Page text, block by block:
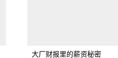
大厂财报里的薪资秘密